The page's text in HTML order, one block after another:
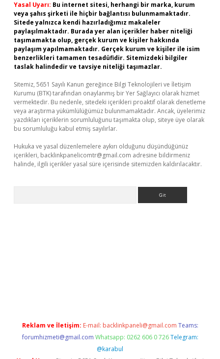
Yasal Uyarı: Bu internet sitesi, herhangi bir marka, kurum
veya şahıs şirketi ile hiçbir bağlantısı bulunmamaktadır.
Sitede yalnızca kendi hazırladığımız makaleler
paylaşılmaktadır. Burada yer alan içerikler haber niteliği
taşımamakta olup, gerçek kurum ve kişiler hakkında
paylaşım yapılmamaktadır. Gerçek kurum ve kişiler ile isim
benzerlikleri tamamen tesadüfidir. Sitemizdeki bilgiler
taslak halindedir ve tavsiye niteliği taşımazlar.
Sitemiz, 5651 Sayılı Kanun gereğince Bilgi Teknolojileri ve İletişim
Kurumu (BTK) tarafından onaylanmış bir Yer Sağlayıcı olarak hizmet
vermektedir. Bu nedenle, sitedeki içerikleri proaktif olarak denetleme
veya araştırma yükümlülüğümüz bulunmamaktadır. Ancak, üyelerimiz
yazdıkları içeriklerin sorumluluğunu taşımakta olup, siteye üye olarak
bu sorumluluğu kabul etmiş sayılırlar.
Hukuka ve yasal düzenlemelere aykırı olduğunu düşündüğünüz
içerikleri, backlinkpanelicomtr@gmail.com adresine bildirmeniz
halinde, ilgili içerikler yasal süre içerisinde sitemizden kaldırılacaktır.
Reklam ve İletişim: E-mail: backlinkpaneli@gmail.com Teams:
forumhizmeti@gmail.com Whatsapp: 0262 606 0 726 Telegram:
@karabul